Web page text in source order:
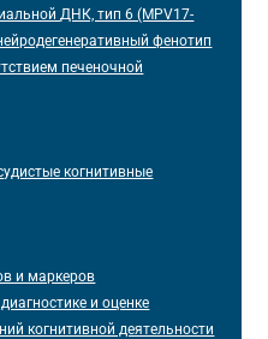
ДНК, тип 6 (MPV17-
фенотип
печеночной
когнитивные
и маркеров
и оценке
когнитивной деятельности